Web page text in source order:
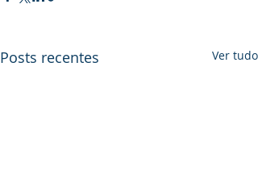
Posts recentes Ver tudo